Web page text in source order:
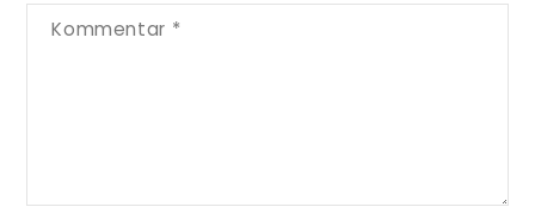
Kommentar *